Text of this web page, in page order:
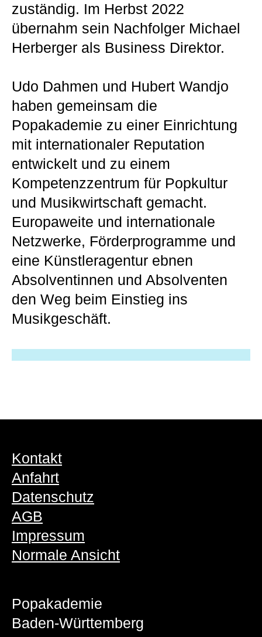
zuständig. Im Herbst 2022
übernahm sein Nachfolger Michael
Herberger als Business Direktor.
Udo Dahmen und Hubert Wandjo
haben gemeinsam die
Popakademie zu einer Einrichtung
mit internationaler Reputation
entwickelt und zu einem
Kompetenzzentrum für Popkultur
und Musikwirtschaft gemacht.
Europaweite und internationale
Netzwerke, Förderprogramme und
eine Künstleragentur ebnen
Absolventinnen und Absolventen
den Weg beim Einstieg ins
Musikgeschäft.
Kontakt
Anfahrt
Datenschutz
AGB
Impressum
Normale Ansicht
Popakademie
Baden-Württemberg